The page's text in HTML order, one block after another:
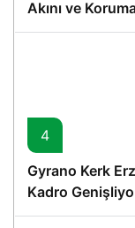
Akını ve
4
Gyrano Kerk
Kadro